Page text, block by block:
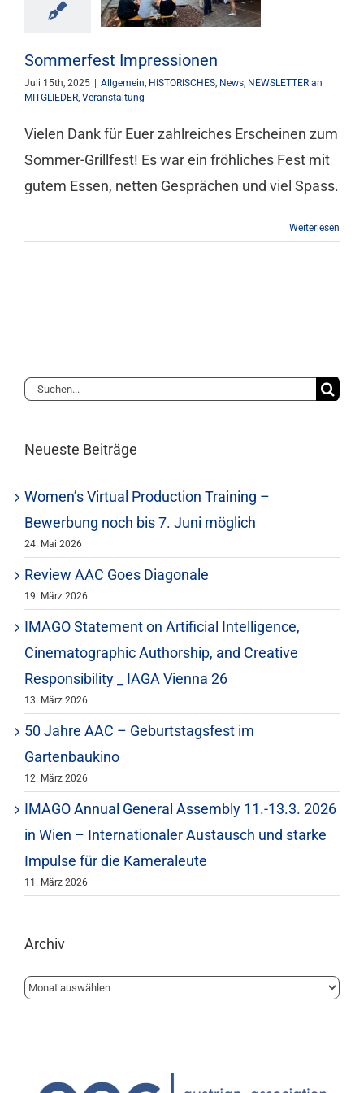
Berufsbilder
Service
Links
FORUM
Sommerfest Impressionen
Juli 15th, 2025 | Allgemein HISTORISCHES News NEWSLETTER an
MITGLIEDER Veranstaltung
Vielen Dank für Euer zahlreiches Erscheinen zum
Sommer-Grillfest! Es war ein fröhliches Fest mit
gutem Essen, netten Gesprächen und viel Spass.
Weiterlesen
Suche
Neueste Beiträge
Women’s Virtual Production Training –
Bewerbung noch bis 7. Juni möglich
24. Mai 2026
Review AAC Goes Diagonale
19. März 2026
IMAGO Statement on Artificial Intelligence,
Cinematographic Authorship, and Creative
Responsibility _ IAGA Vienna 26
13. März 2026
50 Jahre AAC – Geburtstagsfest im
Gartenbaukino
12. März 2026
IMAGO Annual General Assembly 11.-13.3. 2026
in Wien – Internationaler Austausch und starke
Impulse für die Kameraleute
11. März 2026
Archiv
Archiv